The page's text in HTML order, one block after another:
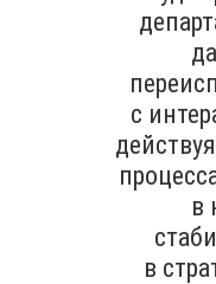
с
в
в